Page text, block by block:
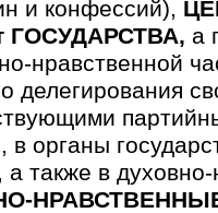
и конфессий),
ГОСУДАРСТВА, а
нравственной
делегирования
в органы
а также в